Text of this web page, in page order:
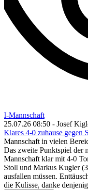
I-Mannschaft
25.07.26 08:50 - Josef
Klares 4-0 zuhause gegen
Mannschaft in vielen
Das zweite Punktspiel der
Mannschaft klar mit 4-0
Stoll und Markus Kugler
ausfallen müssen.
die Kulisse, danke